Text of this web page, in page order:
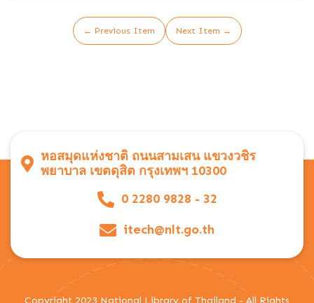
← Previous Item Next Item →
หอสมุดแห่งชาติ ถนนสามเสน แขวงวชิร
พยาบาล เขตดุสิต กรุงเทพฯ 10300
0 2280 9828 - 32
itech@nlt.go.th
Copyright 2023 National Library of Thailand - All Rights